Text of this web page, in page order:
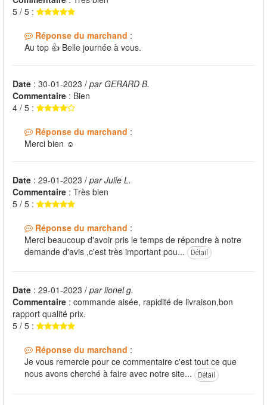
5 / 5 :
Réponse du marchand :
Au top 👍 Belle journée à vous.
Date : 30-01-2023 / par GERARD B.
Commentaire : Bien
4 / 5 :
Réponse du marchand :
Merci bien ☺️
Date : 29-01-2023 / par Julie L.
Commentaire : Très bien
5 / 5 :
Réponse du marchand :
Merci beaucoup d'avoir pris le temps de répondre à notre
demande d'avis ,c'est très important pou...
Détail
Date : 29-01-2023 / par lionel g.
Commentaire : commande aisée, rapidité de livraison,bon
rapport qualité prix.
5 / 5 :
Réponse du marchand :
Je vous remercie pour ce commentaire c'est tout ce que
nous avons cherché à faire avec notre site...
Détail